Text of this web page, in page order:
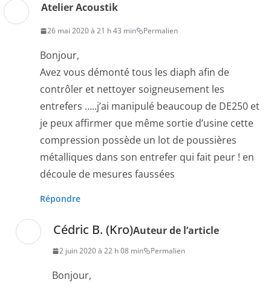
Atelier Acoustik
26 mai 2020 à 21 h 43 min Permalien
Bonjour,
Avez vous démonté tous les diaph afin de
contrôler et nettoyer soigneusement les
entrefers …..j’ai manipulé beaucoup de DE250 et
je peux affirmer que même sortie d’usine cette
compression possède un lot de poussières
métalliques dans son entrefer qui fait peur ! en
découle de mesures faussées
Répondre
Cédric B. (Kro)Auteur de l’article
2 juin 2020 à 22 h 08 min Permalien
Bonjour,